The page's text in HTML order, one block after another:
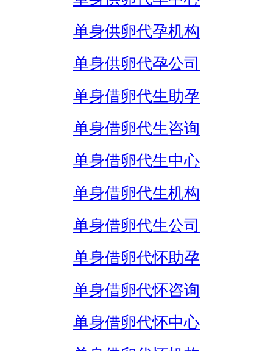
单身供卵代孕机构
单身供卵代孕公司
单身借卵代生助孕
单身借卵代生咨询
单身借卵代生中心
单身借卵代生机构
单身借卵代生公司
单身借卵代怀助孕
单身借卵代怀咨询
单身借卵代怀中心